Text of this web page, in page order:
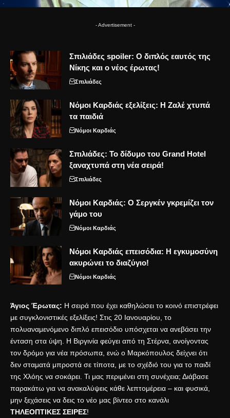
- Advertisement -
Σπιλιάδες spoiler: Ο διπλός εαυτός της
Νίκης και ο νέος έρωτας!
Σπιλιάδες
Νόμοι Καρδιάς εξελίξεις: Η Ζαλέ χτυπά
τα παιδιά
Νόμοι Καρδιάς
Σπιλιάδες: Το δίδυμο του Grand Hotel
ξαναχτυπά στη νέα σειρά!
Σπιλιάδες
Νόμοι Καρδιάς: Ο Σεργκέν γκρεμίζει τον
γάμο του
Νόμοι Καρδιάς
Νόμοι Καρδιάς επεισόδια: Η εγκυμοσύνη
ακυρώνει το διαζύγιο!
Νόμοι Καρδιάς
Άγιος Έρωτας: Η σειρά που έχει καθηλώσει το κοινό επιστρέφει
με συγκλονιστικές εξελίξεις! Στις 20 Ιανουαρίου, το
πολυαναμενόμενο διπλό επεισόδιο υπόσχεται να ανεβάσει την
ένταση στα ύψη. Η Βιργινία φεύγει από τη Στέρνα, ανοίγοντας
τον δρόμο για νέα πρόσωπα, ενώ ο Μαρκόπουλος δείχνει ότι
δεν σταματά μπροστά σε τίποτα, με το σχέδιό του για το παιδί
της Χλόης να σοκάρει. Τι μας περιμένει στη συνέχεια; Διάβασε
παρακάτω για να ανακαλύψεις κάθε λεπτομέρεια – και φυσικά,
μην ξεχάσεις να δεις το νέο μας βίντεο στο κανάλι
ΤΗΛΕΟΠΤΙΚΕΣ ΣΕΙΡΕΣ!